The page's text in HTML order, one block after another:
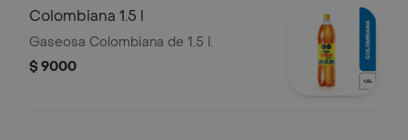
Colombiana 1.5 l
Gaseosa Colombiana de 1.5 l.
$ 9000